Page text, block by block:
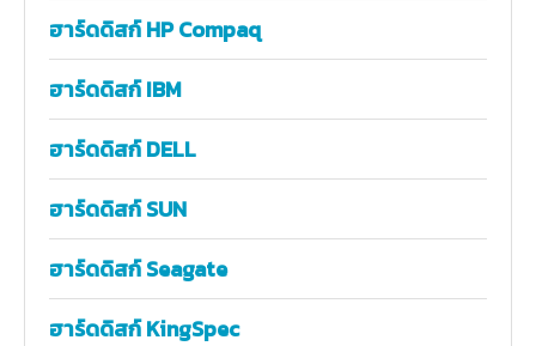
ฮาร์ดดิสก์ HP Compaq
ฮาร์ดดิสก์ IBM
ฮาร์ดดิสก์ DELL
ฮาร์ดดิสก์ SUN
ฮาร์ดดิสก์ Seagate
ฮาร์ดดิสก์ KingSpec